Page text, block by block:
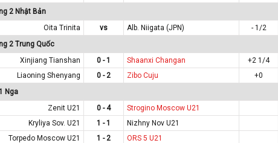
2 Nhật Bản
Oita Trinita vs Alb. Niigata (JPN) - 1/2
2 Trung Quốc
Xinjiang Tianshan 0 - 1 Shaanxi Changan +2 1/4
Liaoning Shenyang 0 - 2 Zibo Cuju +0
Nga
Zenit U21 0 - 4 Strogino Moscow U21
Kryliya Sov. U21 1 - 1 Nizhny Nov U21
Torpedo Moscow U21 1 - 2 ORS 5 U21